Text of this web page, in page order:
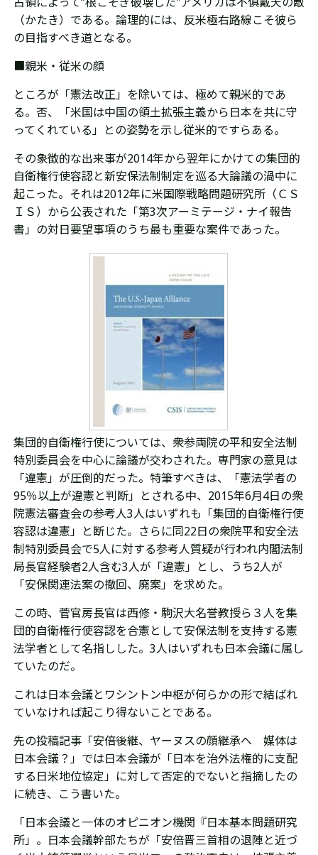
（かたき）である。論理的には、反米極右路線こそ彼ら
の目指すべき道となる。
■親米・従米の顔
ところが「憲法改正」を除いては、極めて親米的であ
る。否、「米国は中国の領土拡張主義から日本を共に守
ってくれている」との姿勢を示し従米的ですらある。
その象徴的な出来事が2014年から翌年にかけての集団的
自衛権行使容認と新安保法制制定を巡る大論議の渦中に
起こった。それは2012年に米国際戦略問題研究所（ＣＳ
ＩＳ）から公表された「第3次アーミテージ・ナイ報告
書」の対日要望事項のうち最も重要な案件であった。
集団的自衛権行使については、衆参両院の平和安全法制
特別委員会を中心に論議が交わされた。専門家の意見は
「違憲」が圧倒的だった。特筆すべきは、「憲法学者の
95％以上が違憲と判断」とされる中、2015年6月4日の衆
院憲法審査会の参考人3人はいずれも「集団的自衛権行使
容認は違憲」と断じた。さらに同22日の衆院平和安全法
制特別委員会で5人に対する参考人質疑が行われ内閣法制
局長官経験者2人含む3人が「違憲」とし、うち2人が
「安保関連法案の撤回、廃案」を求めた。
この時、菅官房長官は西修・駒沢大名誉教授ら３人を集
団的自衛権行使容認を合憲として安保法制を支持する憲
法学者として名指しした。3人はいずれも日本会議に属し
ていたのだ。
これは日本会議とワシントン中枢が何らかの形で結ばれ
ていなければ起こり得ないことである。
先の投稿記事「安倍後継、ヤーヌスの顔継承へ 媒体は
日本会議？」では日本会議が「日本を治外法権的に支配
する日米地位協定」に対して否定的でないと指摘したの
に続き、こう書いた。
「日本会議と一体のオピニオン機関『日本基本問題研究
所」。日本会議幹部たちが「安倍晋三首相の退陣と近づ